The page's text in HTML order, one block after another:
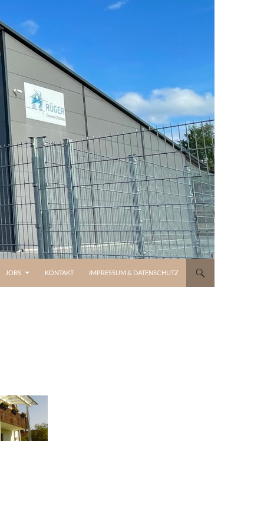
JOBS KONTAKT IMPRESSUM & DATENSCHUTZ